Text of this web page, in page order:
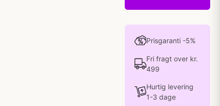
Prisgaranti -5%
Fri fragt over kr.
499
Hurtig levering
1-3 dage